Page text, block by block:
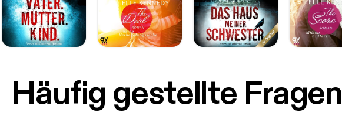
Häufig gestellte Fragen